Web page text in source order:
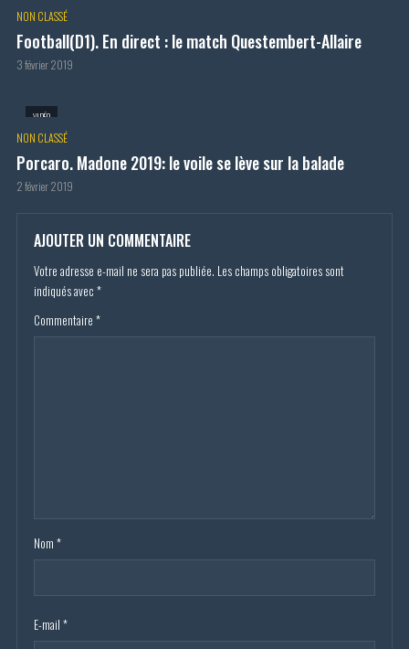
NON CLASSÉ
Football(D1). En direct : le match Questembert-Allaire
3 février 2019
VIDÉO
NON CLASSÉ
Porcaro. Madone 2019: le voile se lève sur la balade
2 février 2019
AJOUTER UN COMMENTAIRE
Votre adresse e-mail ne sera pas publiée. Les champs obligatoires sont
indiqués avec *
Commentaire *
Nom *
E-mail *